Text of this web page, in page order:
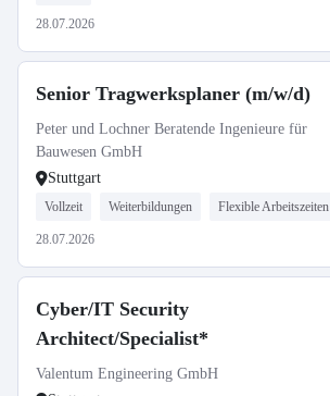
28.07.2026
Senior Tragwerksplaner (m/w/d)
Peter und Lochner Beratende Ingenieure für
Bauwesen GmbH
Stuttgart
Vollzeit Weiterbildungen Flexible Arbeitszeiten
28.07.2026
Cyber/IT Security
Architect/Specialist*
Valentum Engineering GmbH